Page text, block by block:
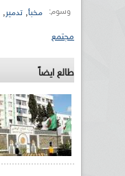
وسوم: مخبأ, تدمير,
مجتمع
طالع ايضاً